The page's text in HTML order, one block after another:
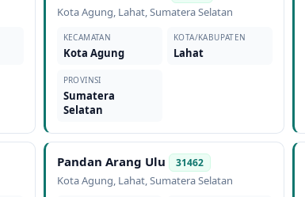
Kota Agung, Lahat,Sumatera Selatan
KECAMATAN
Kota Agung
KOTA/KABUPATEN
Lahat
PROVINSI
Sumatera
Selatan
Pandan Arang Ulu 31462
Kota Agung, Lahat,Sumatera Selatan